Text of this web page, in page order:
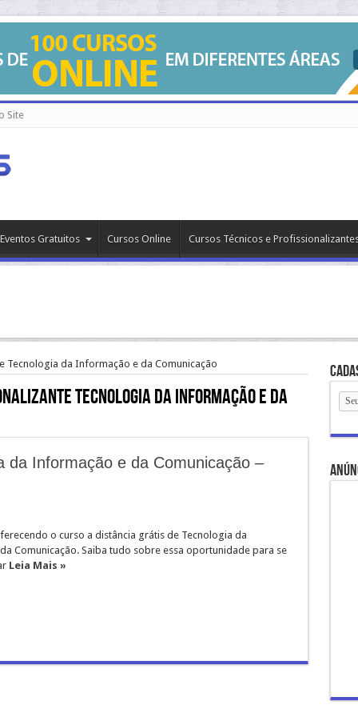
Site
Gratuitos Cursos Online Cursos Técnicos e
Tecnologia da Informação e da Comunicação
Tecnologia da Informação e da
da Informação e da Comunicação –
o curso a distância grátis de Tecnologia da
Comunicação. Saiba tudo sobre essa oportunidade para se
Leia Mais »